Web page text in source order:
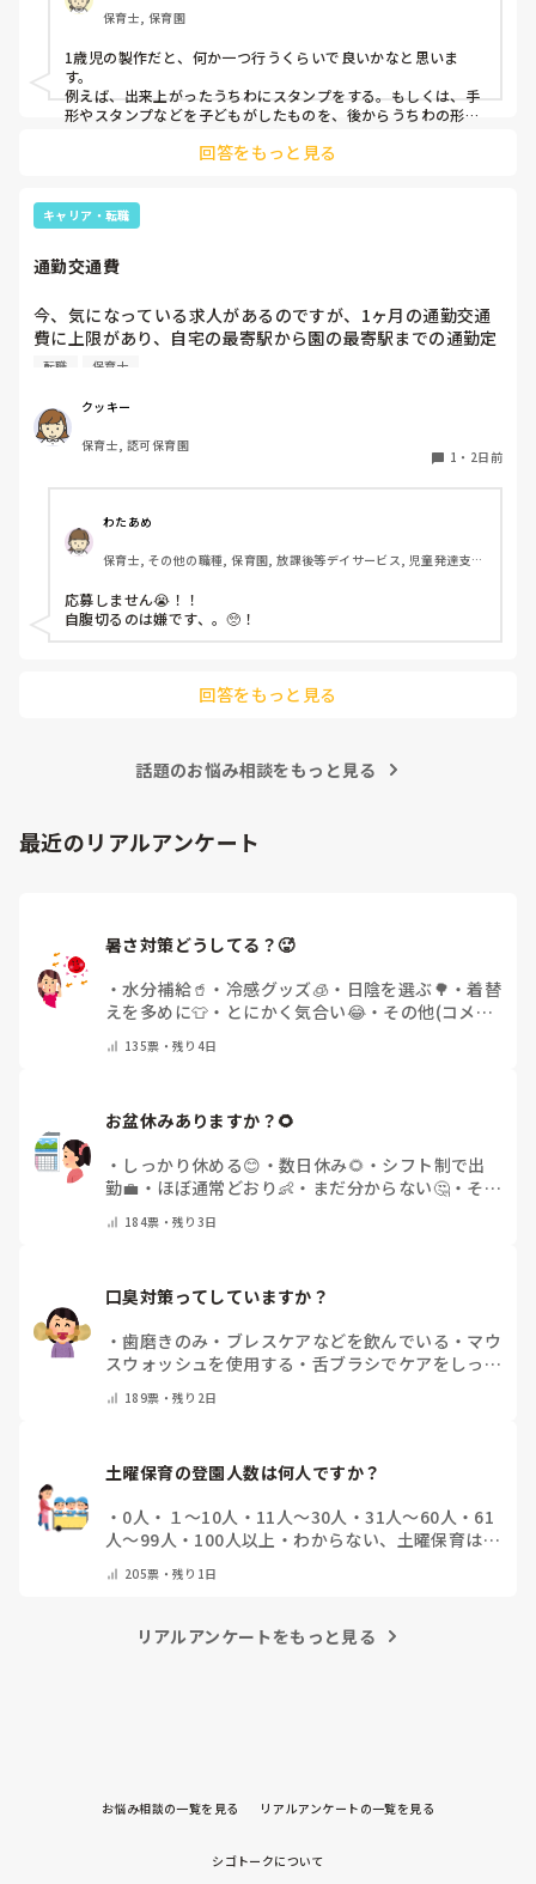
保育士, 保育園
1歳児の製作だと、何か一つ行うくらいで良いかなと思いま
す。
例えば、出来上がったうちわにスタンプをする。もしくは、手
形やスタンプなどを子どもがしたものを、後からうちわの形に
雨遊び、氷遊び、など間食遊びをたくさん行っています。
す！いつもと違うおもちゃ、室内に興味津々です！
回答をもっと見る
キャリア・転職
通勤交通費
今、気になっている求人があるのですが、1ヶ月の通勤交通
費に上限があり、自宅の最寄駅から園の最寄駅までの通勤定
期代が5,000円ほどオーバーします
私としてはなかなか大きい金額なので、この時点で応募を迷
っているのですが、皆さんならどうしますか？
転職 保育士
クッキー
保育士, 認可保育園
1 ・ 2日前
わたあめ
保育士, その他の職種, 保育園, 放課後等デイサービス, 児童発達支援
応募しません😭！！
自腹切るのは嫌です、。🥺！
回答をもっと見る
話題のお悩み相談をもっと見る
最近のリアルアンケート
暑さ対策どうしてる？🥵
・水分補給🥤 ・ 冷感グッズ🧊 ・ 日陰を選ぶ🌳 ・着替
えを多めに👕 ・ とにかく気合い😂・ その他(コメン
135票・残り4日
お盆休みありますか？🌻
・ しっかり休める😊 ・ 数日休み🌻 ・ シフト制で出
勤💼 ・ ほぼ通常どおり👶 ・ まだ分からない🤔・ その
184票・残り3日
口臭対策ってしていますか？
・歯磨きのみ ・ ブレスケアなどを飲んでいる ・ マウ
スウォッシュを使用する ・ 舌ブラシでケアをしっか
の他(コメントで教えて下さい)
189票・残り2日
土曜保育の登園人数は何人ですか？
・ 0人 ・ １～10人 ・ 11人～30人 ・31人～60人 ・ 61
人～99人 ・ 100人以上 ・ わからない、土曜保育はな
205票・残り1日
リアルアンケートをもっと見る
お悩み相談の一覧を見る リアルアンケートの一覧を見る
シゴトークについて